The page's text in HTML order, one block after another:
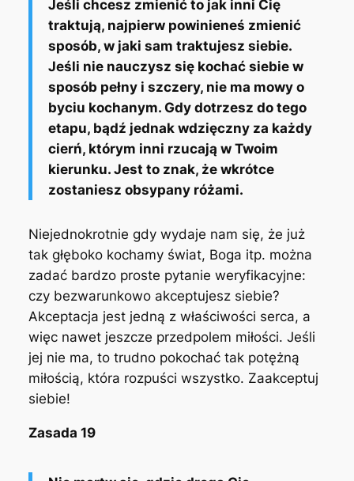
Jeśli chcesz zmienić to jak inni Cię
traktują, najpierw powinieneś zmienić
sposób, w jaki sam traktujesz siebie.
Jeśli nie nauczysz się kochać siebie w
sposób pełny i szczery, nie ma mowy o
byciu kochanym. Gdy dotrzesz do tego
etapu, bądź jednak wdzięczny za każdy
cierń, którym inni rzucają w Twoim
kierunku. Jest to znak, że wkrótce
zostaniesz obsypany różami.
Niejednokrotnie gdy wydaje nam się, że już
tak głęboko kochamy świat, Boga itp. można
zadać bardzo proste pytanie weryfikacyjne:
czy bezwarunkowo akceptujesz siebie?
Akceptacja jest jedną z właściwości serca, a
więc nawet jeszcze przedpolem miłości. Jeśli
jej nie ma, to trudno pokochać tak potężną
miłością, która rozpuści wszystko. Zaakceptuj
siebie!
Zasada 19